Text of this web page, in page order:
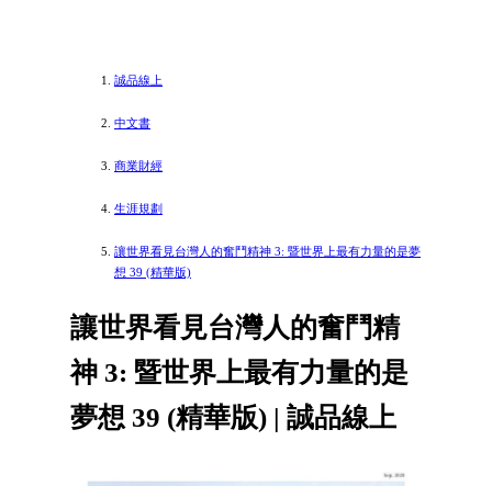
誠品線上
中文書
商業財經
生涯規劃
讓世界看見台灣人的奮鬥精神 3: 暨世界上最有力量的是夢
想 39 (精華版)
讓世界看見台灣人的奮鬥精
神 3: 暨世界上最有力量的是
夢想 39 (精華版) | 誠品線上